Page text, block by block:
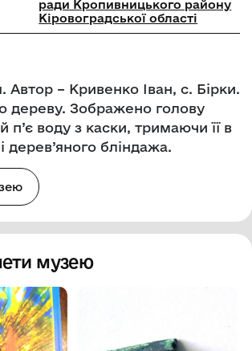
ради Кропивницького району
Кіровоградської області
Автор – Кривенко Іван, с. Бірки.
дереву. Зображено голову
п’є воду з каски, тримаючи її в
дерев’яного бліндажа.
музею